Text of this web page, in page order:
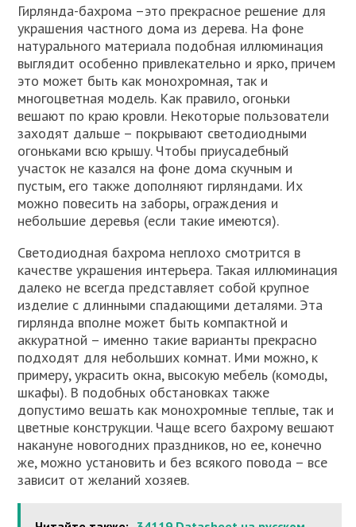
Гирлянда-бахрома –это прекрасное решение для
украшения частного дома из дерева. На фоне
натурального материала подобная иллюминация
выглядит особенно привлекательно и ярко, причем
это может быть как монохромная, так и
многоцветная модель. Как правило, огоньки
вешают по краю кровли. Некоторые пользователи
заходят дальше – покрывают светодиодными
огоньками всю крышу. Чтобы приусадебный
участок не казался на фоне дома скучным и
пустым, его также дополняют гирляндами. Их
можно повесить на заборы, ограждения и
небольшие деревья (если такие имеются).
Светодиодная бахрома неплохо смотрится в
качестве украшения интерьера. Такая иллюминация
далеко не всегда представляет собой крупное
изделие с длинными спадающими деталями. Эта
гирлянда вполне может быть компактной и
аккуратной – именно такие варианты прекрасно
подходят для небольших комнат. Ими можно, к
примеру, украсить окна, высокую мебель (комоды,
шкафы). В подобных обстановках также
допустимо вешать как монохромные теплые, так и
цветные конструкции. Чаще всего бахрому вешают
накануне новогодних праздников, но ее, конечно
же, можно установить и без всякого повода – все
зависит от желаний хозяев.